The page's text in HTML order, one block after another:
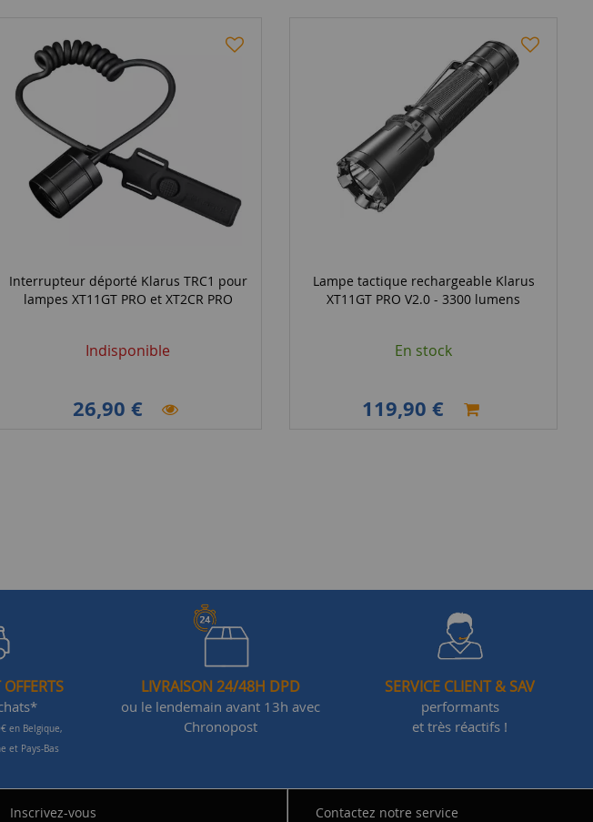
Interrupteur déporté Klarus TRC1 pour
lampes XT11GT PRO et XT2CR PRO
Indisponible
26,90 €
Lampe tactique rechargeable Klarus
XT11GT PRO V2.0 - 3300 lumens
En stock
119,90 €
en Belgique,
et Pays-Bas
LIVRAISON 24/48H DPD
ou le lendemain avant 13h avec
Chronopost
SERVICE CLIENT & SAV
performants
et très réactifs !
Inscrivez-vous Contactez notre service